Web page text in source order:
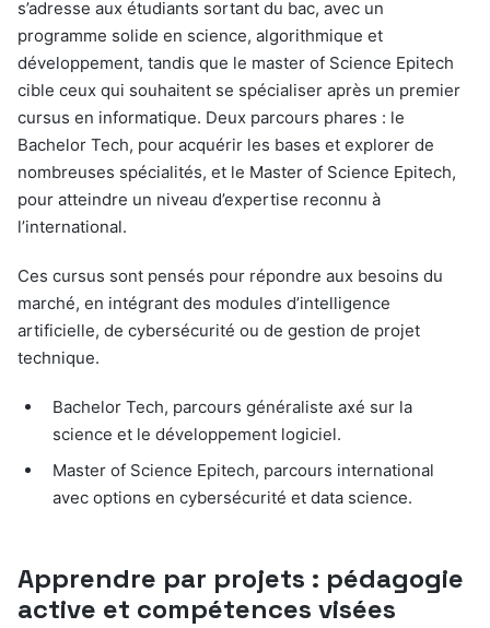
s’adresse aux étudiants sortant du bac, avec un
programme solide en science, algorithmique et
développement, tandis que le master of Science Epitech
cible ceux qui souhaitent se spécialiser après un premier
cursus en informatique. Deux parcours phares : le
Bachelor Tech, pour acquérir les bases et explorer de
nombreuses spécialités, et le Master of Science Epitech,
pour atteindre un niveau d’expertise reconnu à
l’international.
Ces cursus sont pensés pour répondre aux besoins du
marché, en intégrant des modules d’intelligence
artificielle, de cybersécurité ou de gestion de projet
technique.
Bachelor Tech, parcours généraliste axé sur la
science et le développement logiciel.
Master of Science Epitech, parcours international
avec options en cybersécurité et data science.
Apprendre par projets : pédagogie
active et compétences visées